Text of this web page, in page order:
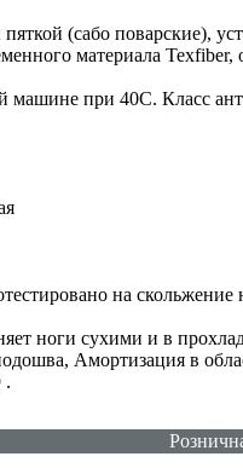
(сабо поварские),
материала
машине при 40С. Класс
на
ноги сухими и в
Амортизация в
.